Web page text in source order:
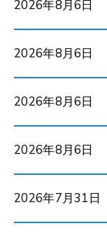
2026年8月6日
2026年8月6日
2026年8月6日
2026年8月6日
2026年7月31日